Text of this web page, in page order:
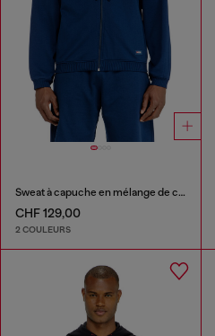
Sweat à capuche en mélange de coton gratté
CHF 129,00
2 COULEURS